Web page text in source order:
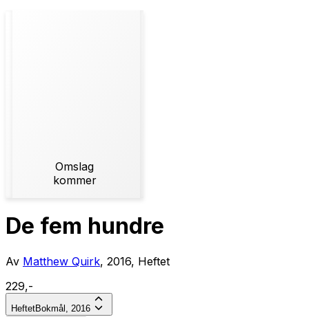
Omslag
kommer
De fem hundre
Av Matthew Quirk, 2016, Heftet
229,-
HeftetBokmål, 2016